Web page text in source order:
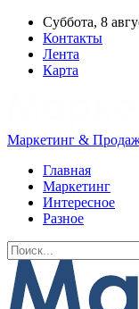
Суббота, 8
Контакты
Лента
Карта
Маркетинг &
Главная
Маркетинг
Интересное
Разное